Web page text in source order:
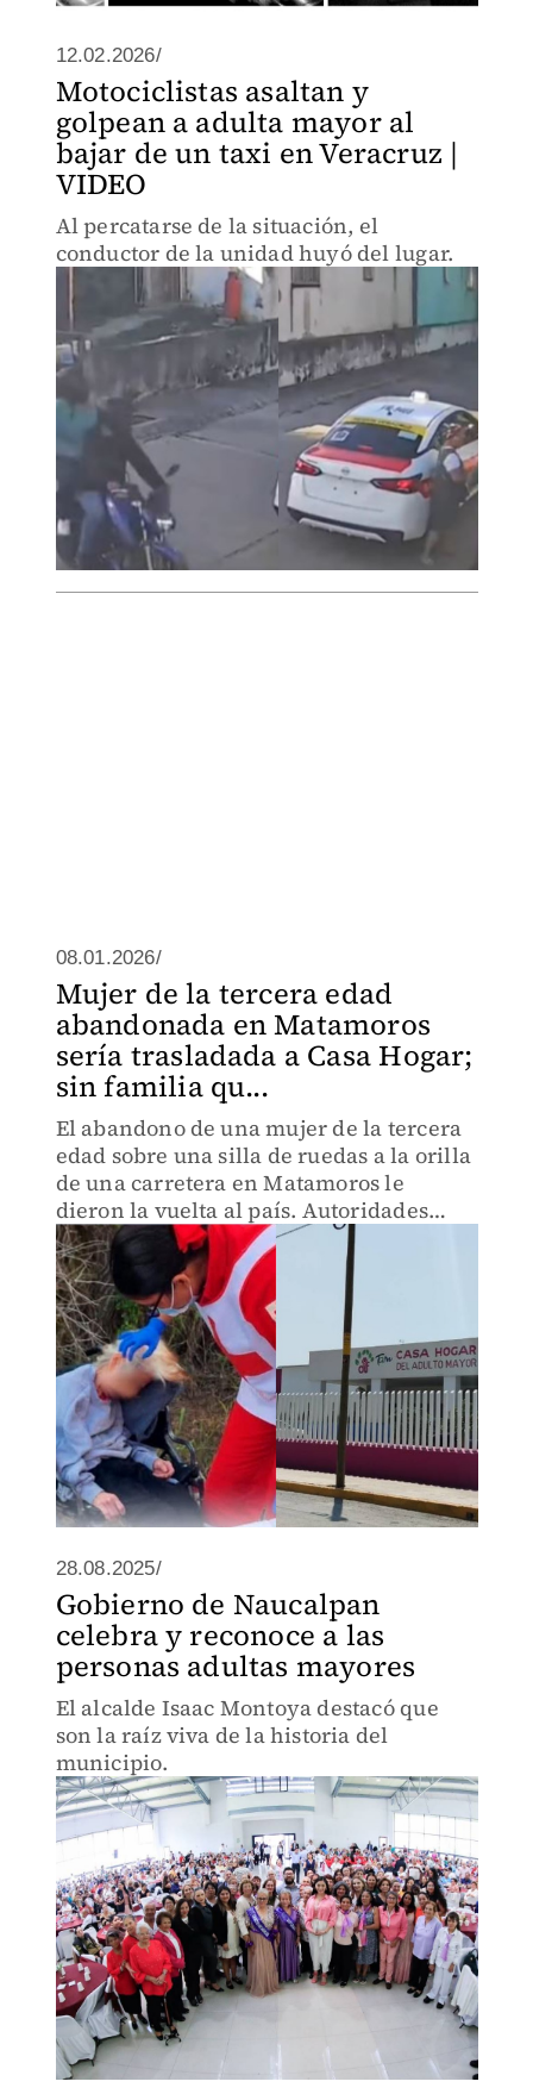
12.02.2026/
Motociclistas asaltan y
golpean a adulta mayor al
bajar de un taxi en Veracruz |
VIDEO
Al percatarse de la situación, el
conductor de la unidad huyó del lugar.
08.01.2026/
Mujer de la tercera edad
abandonada en Matamoros
sería trasladada a Casa Hogar;
sin familia qu...
El abandono de una mujer de la tercera
edad sobre una silla de ruedas a la orilla
de una carretera en Matamoros le
dieron la vuelta al país. Autoridades
evalúan su traslado a Casa Hogar en la
capital del estado.
28.08.2025/
Gobierno de Naucalpan
celebra y reconoce a las
personas adultas mayores
El alcalde Isaac Montoya destacó que
son la raíz viva de la historia del
municipio.